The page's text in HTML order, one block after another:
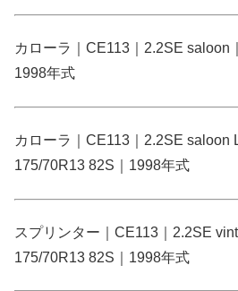
カローラ｜CE113｜2.2SE saloon
1998年式
カローラ｜CE113｜2.2SE saloon
175/70R13 82S｜1998年式
スプリンター｜CE113｜2.2SE
175/70R13 82S｜1998年式